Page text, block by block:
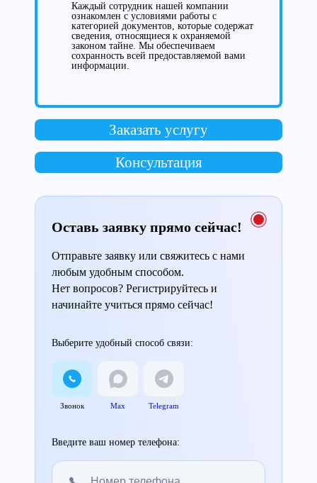
Каждый сотрудник нашей компании
ознакомлен с условиями работы с
категорией документов, которые содержат
сведения, относящиеся к охраняемой
законом тайне. Мы обеспечиваем
сохранность всей предоставляемой вами
информации.
Заказать услугу
Консультация
Оставь заявку прямо сейчас!
Отправьте заявку или свяжитесь с нами
любым удобным способом.
Нет вопросов? Регистрируйтесь и
начинайте учиться прямо сейчас!
Выберите удобный способ связи:
Звонок Max Telegram
Введите ваш номер телефона: